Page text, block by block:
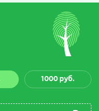
1000 руб.